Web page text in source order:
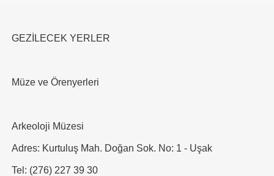
GEZİLECEK YERLER
Müze ve Örenyerleri
Arkeoloji Müzesi
Adres: Kurtuluş Mah. Doğan Sok. No: 1 - Uşak
Tel: (276) 227 39 30